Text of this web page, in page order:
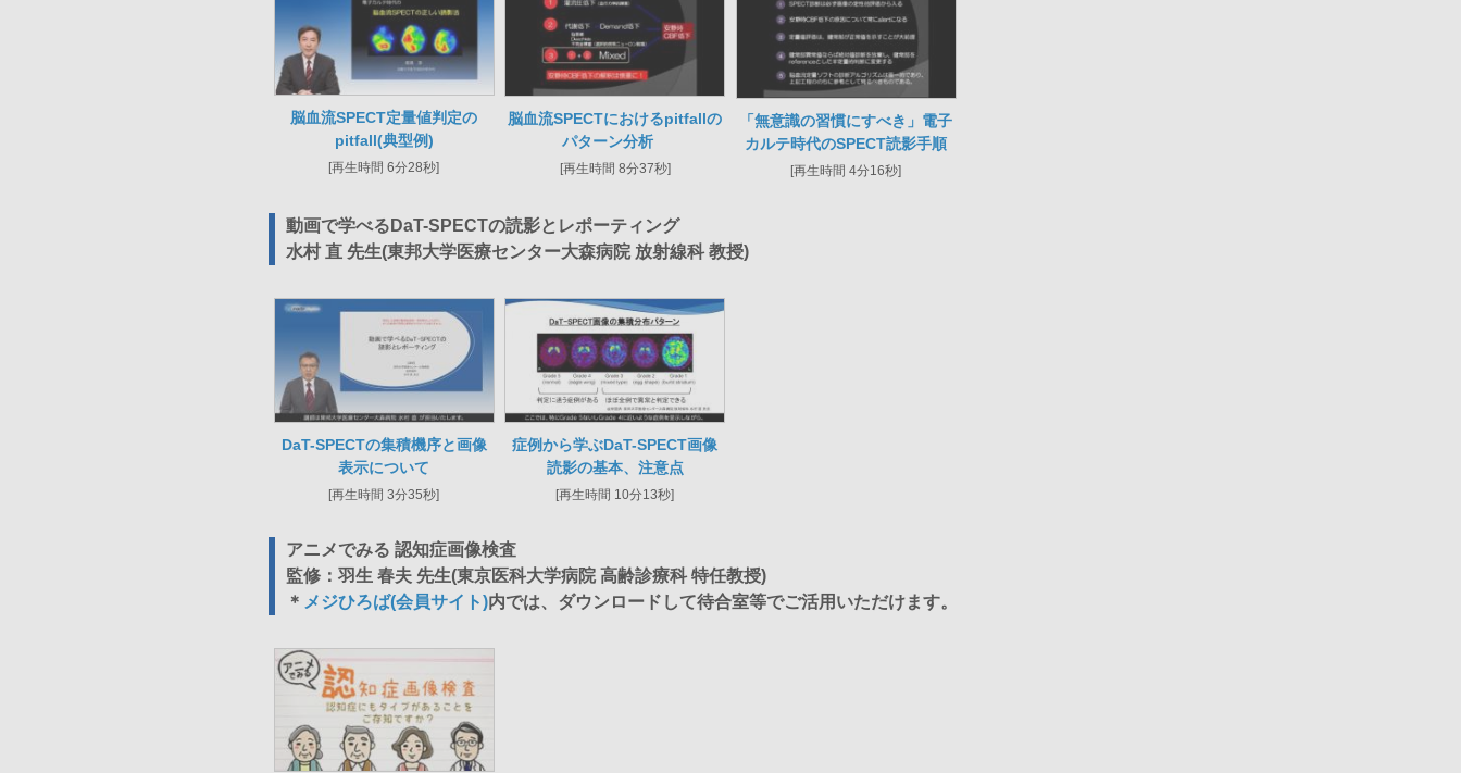
脳血流SPECT定量値判定の
pitfall(典型例)
[再生時間 6分28秒]
脳血流SPECTにおけるpitfallの
パターン分析
[再生時間 8分37秒]
「無意識の習慣にすべき」電子
カルテ時代のSPECT読影手順
[再生時間 4分16秒]
動画で学べるDaT-SPECTの読影とレポーティング
水村 直 先生(東邦大学医療センター大森病院 放射線科 教授)
DaT-SPECTの集積機序と画像
表示について
[再生時間 3分35秒]
症例から学ぶDaT-SPECT画像
読影の基本、注意点
[再生時間 10分13秒]
アニメでみる 認知症画像検査
監修：羽生 春夫 先生(東京医科大学病院 高齢診療科 特任教授)
＊ メジひろば(会員サイト)内では、ダウンロードして待合室等でご活用いただけます。